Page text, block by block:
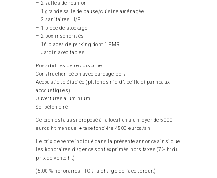
– 2 salles de réunion
– 1 grande salle de pause/cuisine aménagée
– 2 sanitaires H/F
– 1 pièce de stockage
– 2 box insonorisés
– 16 places de parking dont 1 PMR
– Jardin avec tables
Possibilités de recloisonner
Construction béton avec bardage bois
Accoustique étudiée (plafonds nid d’abeille et panneaux
accoustiques)
Ouvertures aluminium
Sol béton ciré
Ce bien est aussi proposé à la location à un loyer de 5000
euros ht mensuel + taxe foncière 4500 euros/an
Le prix de vente indiqué dans la présente annonce ainsi que
les honoraires d’agence sont exprimés hors taxes (7% ht du
prix de vente ht)
(5.00 % honoraires TTC à la charge de l’acquéreur.)